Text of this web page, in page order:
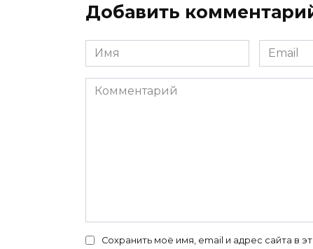
Добавить
Имя
*
Email
*
Комментарий
Сохранить моё имя, email и адрес сайта в